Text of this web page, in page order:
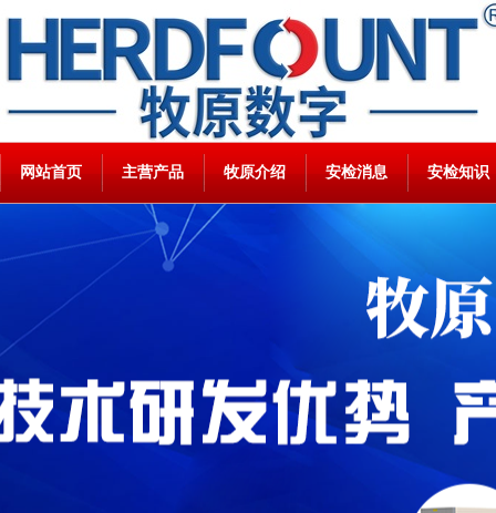
网站首页 主营产品 牧原介绍 安检消息 安检知识